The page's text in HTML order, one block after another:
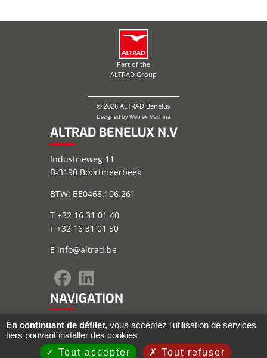
Part of the
ALTRAD Group
© 2026 ALTRAD Benelux
Designed byWeb ex Machina
ALTRAD BENELUX N.V
Industrieweg 11
B-3190 Boortmeerbeek
BTW: BE0468.106.261
T +32 16 31 01 40
F +32 16 31 01 50
E info@altrad.be
NAVIGATION
Plan du site
Informations juridiques
Conditions générales
En continuant de défiler, vous acceptez l'utilisation de services
tiers pouvant installer des cookies
Tout accepter
Tout refuser